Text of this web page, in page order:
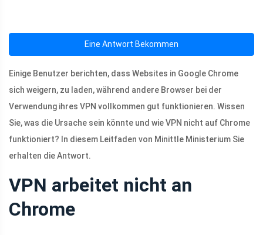
Eine Antwort Bekommen
Einige Benutzer berichten, dass Websites in Google Chrome
sich weigern, zu laden, während andere Browser bei der
Verwendung ihres VPN vollkommen gut funktionieren. Wissen
Sie, was die Ursache sein könnte und wie VPN nicht auf Chrome
funktioniert? In diesem Leitfaden von Minittle Ministerium Sie
erhalten die Antwort.
VPN arbeitet nicht an
Chrome